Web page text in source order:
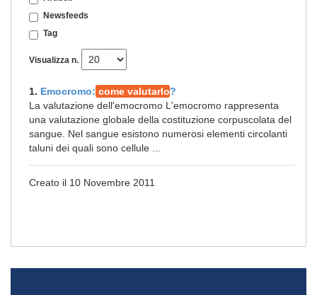
Newsfeeds
Tag
Visualizza n.
1. Emocromo: come valutarlo?
La valutazione dell'emocromo L'emocromo rappresenta
una valutazione globale della costituzione corpuscolata del
sangue. Nel sangue esistono numerosi elementi circolanti
taluni dei quali sono cellule ...
Creato il 10 Novembre 2011